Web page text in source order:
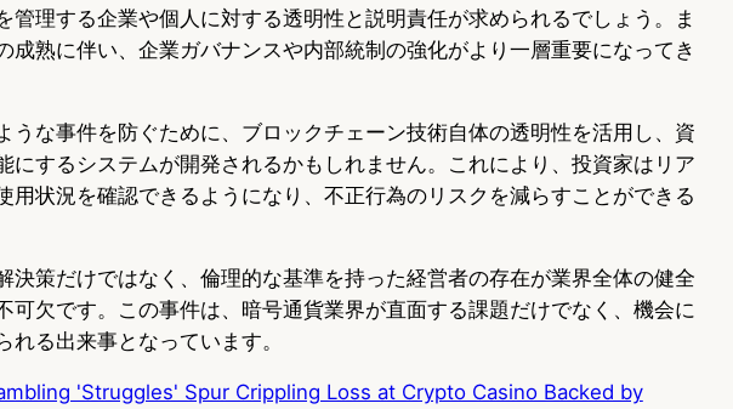
管理する企業や個人に対する透明性と説明責任が求められるでしょう。ま
成熟に伴い、企業ガバナンスや内部統制の強化がより一層重要になってき
うな事件を防ぐために、ブロックチェーン技術自体の透明性を活用し、資
にするシステムが開発されるかもしれません。これにより、投資家はリア
用状況を確認できるようになり、不正行為のリスクを減らすことができる
決策だけではなく、倫理的な基準を持った経営者の存在が業界全体の健全
可欠です。この事件は、暗号通貨業界が直面する課題だけでなく、機会に
れる出来事となっています。
'Struggles' Spur Crippling Loss at Crypto Casino Backed by